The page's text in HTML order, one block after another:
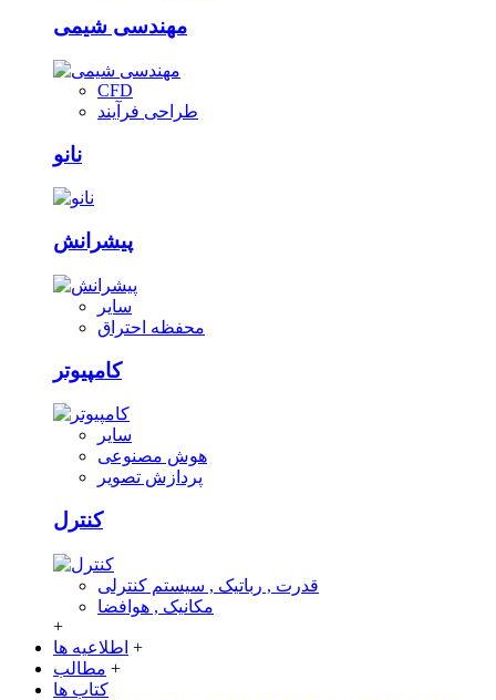
مهندسی شیمی
CFD
طراحی فرآیند
نانو
پیشرانش
سایر
محفظه احتراق
کامپیوتر
سایر
هوش مصنوعی
پردازش تصویر
کنترل
قدرت , رباتیک , سیستم کنترلی
مکانیک , هوافضا
+
اطلاعیه ها +
مطالب +
کتاب ها